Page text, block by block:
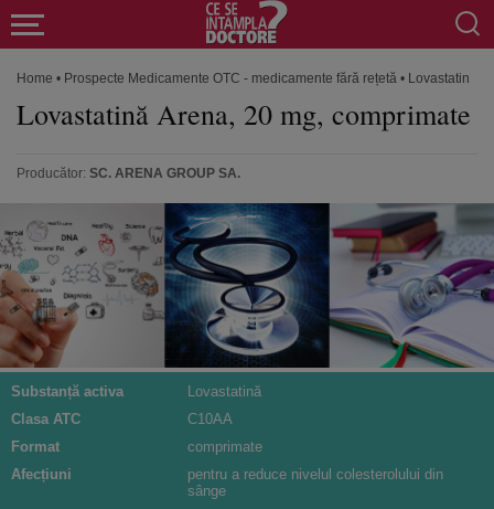
Home • Prospecte Medicamente OTC - medicamente fără rețetă • Lovastatină
Lovastatină Arena, 20 mg, comprimate
Producător: SC. ARENA GROUP SA.
Substanță activa
Lovastatină
Clasa ATC
C10AA
Format
comprimate
Afecțiuni
pentru a reduce nivelul colesterolului din
sânge